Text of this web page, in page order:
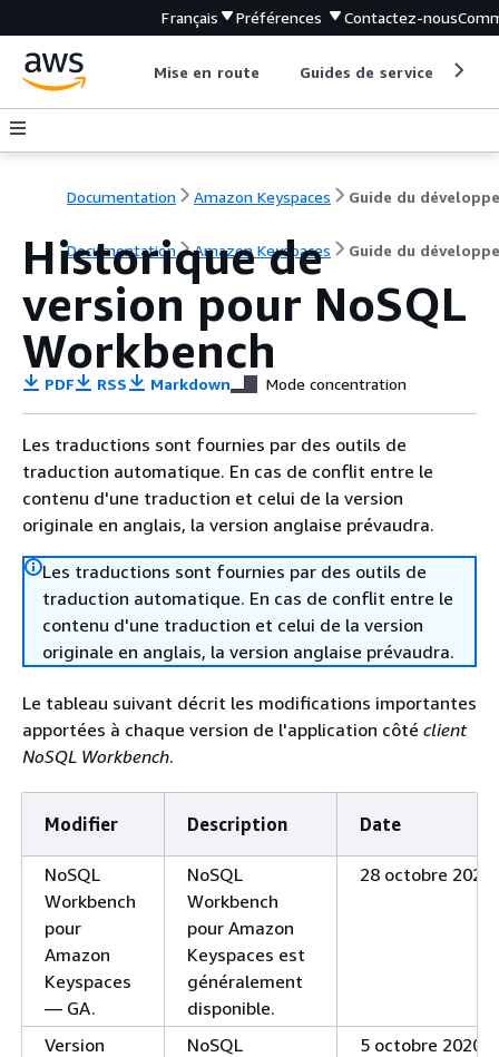
Français Préférences Contactez-nous
Mise en route Guides de service
Documentation Amazon Keyspaces Guide du
Documentation Amazon Keyspaces Guide du
Historique de
version pour NoSQL
Workbench
PDF RSS Markdown Mode concentration
Les traductions sont fournies par des outils de
traduction automatique. En cas de conflit entre le
contenu d'une traduction et celui de la version
originale en anglais, la version anglaise prévaudra.
Les traductions sont fournies par des outils de
traduction automatique. En cas de conflit entre le
contenu d'une traduction et celui de la version
originale en anglais, la version anglaise prévaudra.
Le tableau suivant décrit les modifications importantes
apportées à chaque version de l'application côté client
NoSQL Workbench.
Modifier Description Date
NoSQL
Workbench
pour
Amazon
Keyspaces
— GA.
NoSQL
Workbench
pour Amazon
Keyspaces est
généralement
disponible.
28 octobre 2020
Version
NoSQL
5 octobre 2020